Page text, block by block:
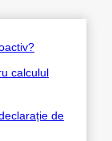
calculul
de